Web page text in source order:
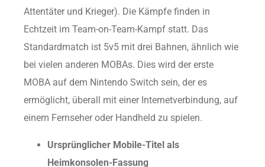
Attentäter und Krieger). Die Kämpfe finden in
Echtzeit im Team-on-Team-Kampf statt. Das
Standardmatch ist 5v5 mit drei Bahnen, ähnlich wie
bei vielen anderen MOBAs. Dies wird der erste
MOBA auf dem Nintendo Switch sein, der es
ermöglicht, überall mit einer Internetverbindung, auf
einem Fernseher oder Handheld zu spielen.
Ursprünglicher Mobile-Titel als
Heimkonsolen-Fassung